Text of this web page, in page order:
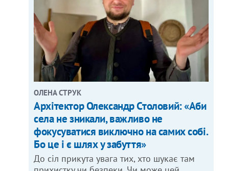
ОЛЕНА СТРУК
Архітектор Олександр Столовий: «Аби
села не зникали, важливо не
фокусуватися виключно на самих собі.
Бо це і є шлях у забуття»
До сіл прикута увага тих, хто шукає там